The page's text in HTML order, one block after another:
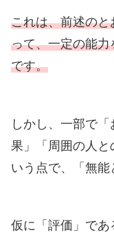
これは、前述の
って、一定の能
です。
しかし、一部で
果」「周囲の人と
いう点で、「無能
仮に「評価」で